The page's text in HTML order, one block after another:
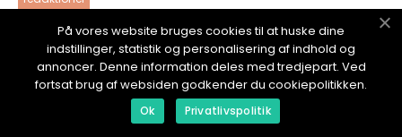
17. January 2024
Jens Christian Grøndahls Bøger: En
Udforskning af Litteraturens Mesterlige
Fortællinger
På vores website bruges cookies til at huske dine
indstillinger, statistik og personalisering af indhold og
annoncer. Denne information deles med tredjepart. Ved
fortsat brug af websiden godkender du cookiepolitikken.
Ok Privatlivspolitik